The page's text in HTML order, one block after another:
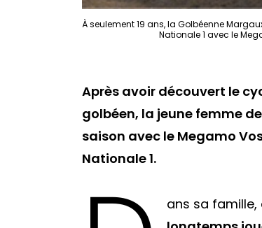
À seulement 19 ans, la Golbéenne
Nationale 1 avec le
Après avoir découvert le
golbéen, la jeune femme
saison avec le Megamo
Nationale 1.
ans sa famille,